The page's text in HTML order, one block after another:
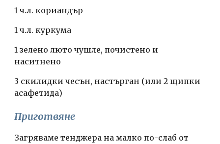
1 ч.л. кориандър
1 ч.л. куркума
1 зелено люто чушле, почистено и
наситнено
3 скилидки чесън, настърган (или 2 щипки
асафетида)
Приготвяне
Загряваме тенджера на малко по-слаб от